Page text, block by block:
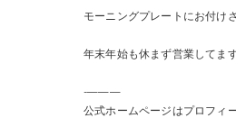
モーニングプレートにお付け
年末年始も休まず営業してま
-———
公式ホームページはプロフ